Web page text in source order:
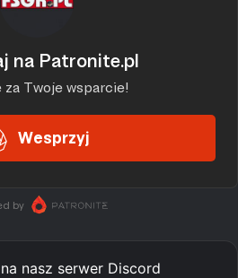
nasz serwer Discord